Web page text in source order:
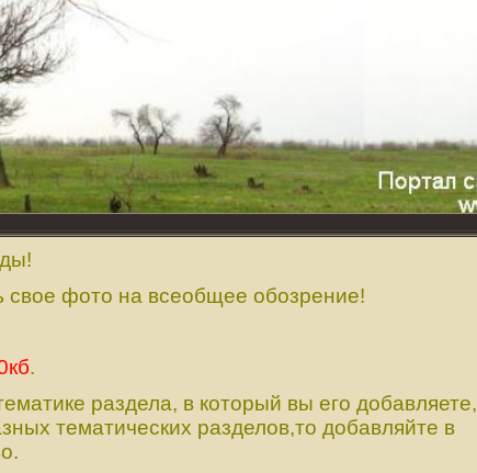
фото на всеобщее обозрение!
.
раздела, в который вы его добавляете,
тематических разделов,то добавляйте в